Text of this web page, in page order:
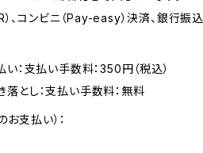
、コンビニ（Pay-easy）決済、銀行振
：支払い手数料：350円（税込）
落とし：支払い手数料：無料
支払い）：